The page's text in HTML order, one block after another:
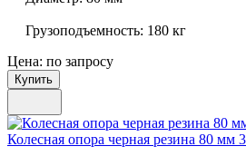
Грузоподъемность: 180 кг
Цена: по запросу
Купить
Колесная опора черная резина 80 мм